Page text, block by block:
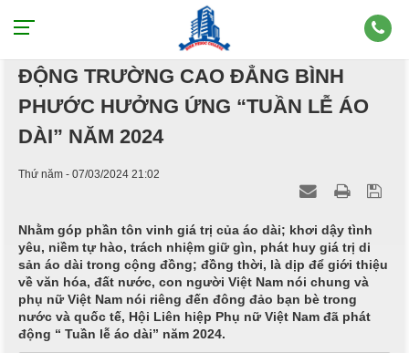
NỮ CÁN BỘ, VIÊN CHỨC, NGƯỜI LAO
ĐỘNG TRƯỜNG CAO ĐẲNG BÌNH
PHƯỚC HƯỞNG ỨNG “TUẦN LỄ ÁO
DÀI” NĂM 2024
Thứ năm - 07/03/2024 21:02
Nhằm góp phần tôn vinh giá trị của áo dài; khơi dậy tình
yêu, niềm tự hào, trách nhiệm giữ gìn, phát huy giá trị di
sản áo dài trong cộng đồng; đồng thời, là dịp để giới thiệu
về văn hóa, đất nước, con người Việt Nam nói chung và
phụ nữ Việt Nam nói riêng đến đông đảo bạn bè trong
nước và quốc tế, Hội Liên hiệp Phụ nữ Việt Nam đã phát
động “ Tuần lễ áo dài” năm 2024.